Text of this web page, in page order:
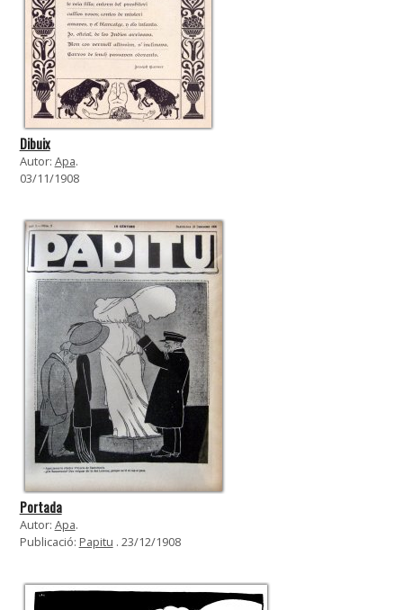
Dibuix
Autor: Apa.
03/11/1908
Portada
Autor: Apa.
Publicació: Papitu . 23/12/1908